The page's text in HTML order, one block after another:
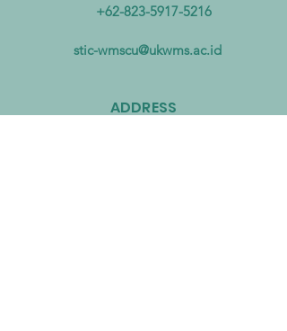
hingga Laut
+62-823-5917-5216
stic-wmscu@ukwms.ac.id
ADDRESS